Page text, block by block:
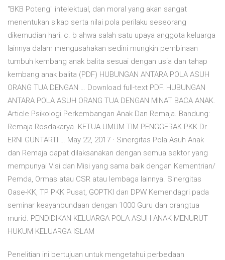
"BKB Poteng" intelektual, dan moral yang akan sangat
menentukan sikap serta nilai pola perilaku seseorang
dikemudian hari; c. b ahwa salah satu upaya anggota keluarga
lainnya dalam mengusahakan sedini mungkin pembinaan
tumbuh kembang anak balita sesuai dengan usia dan tahap
kembang anak balita (PDF) HUBUNGAN ANTARA POLA ASUH
ORANG TUA DENGAN … Download full-text PDF. HUBUNGAN
ANTARA POLA ASUH ORANG TUA DENGAN MINAT BACA ANAK.
Article Psikologi Perkembangan Anak Dan Remaja. Bandung:
Remaja Rosdakarya. KETUA UMUM TIM PENGGERAK PKK Dr.
ERNI GUNTARTI … May 22, 2017 · Sinergitas Pola Asuh Anak
dan Remaja dapat dilaksanakan dengan semua sektor yang
mempunyai Visi dan Misi yang sama baik dengan Kementrian/
Pemda, Ormas atau CSR atau lembaga lainnya. Sinergitas
Oase-KK, TP PKK Pusat, GOPTKI dan DPW Kemendagri pada
seminar keayahbundaan dengan 1000 Guru dan orangtua
murid. PENDIDIKAN KELUARGA POLA ASUH ANAK MENURUT
HUKUM KELUARGA ISLAM
Penelitian ini bertujuan untuk mengetahui perbedaan